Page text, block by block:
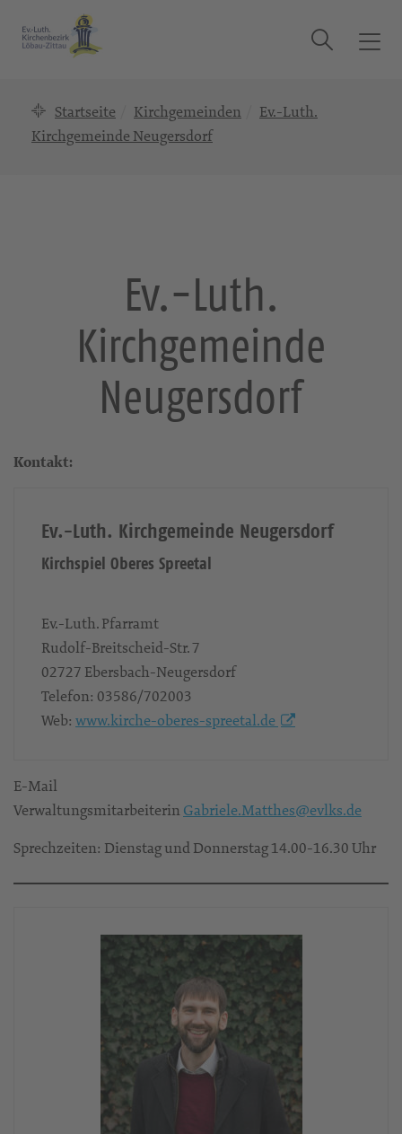
T
Suche
Startseite Kirchgemeinden
Ev.-Luth.
Kirchgemeinde Neugersdorf
Ev.-Luth.
Kirchgemeinde
Neugersdorf
Kontakt:
Ev.-Luth. Kirchgemeinde Neugersdorf
Kirchspiel Oberes Spreetal
Ev.-Luth. Pfarramt
Rudolf-Breitscheid-Str. 7
02727 Ebersbach-Neugersdorf
Telefon: 03586/702003
Web: www.kirche-oberes-spreetal.de
E-Mail
Verwaltungsmitarbeiterin Gabriele.Matthes@evlks.de
Sprechzeiten: Dienstag und Donnerstag 14.00-16.30 Uhr